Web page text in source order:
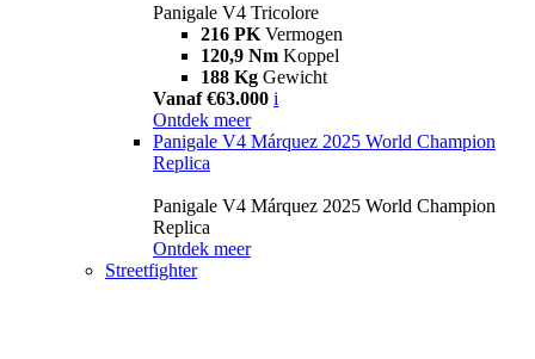
Panigale V4 Tricolore
216 PK Vermogen
120,9 Nm Koppel
188 Kg Gewicht
Vanaf €63.000 i
Ontdek meer
Panigale V4 Márquez 2025 World Champion
Replica
Panigale V4 Márquez 2025 World Champion
Replica
Ontdek meer
Streetfighter